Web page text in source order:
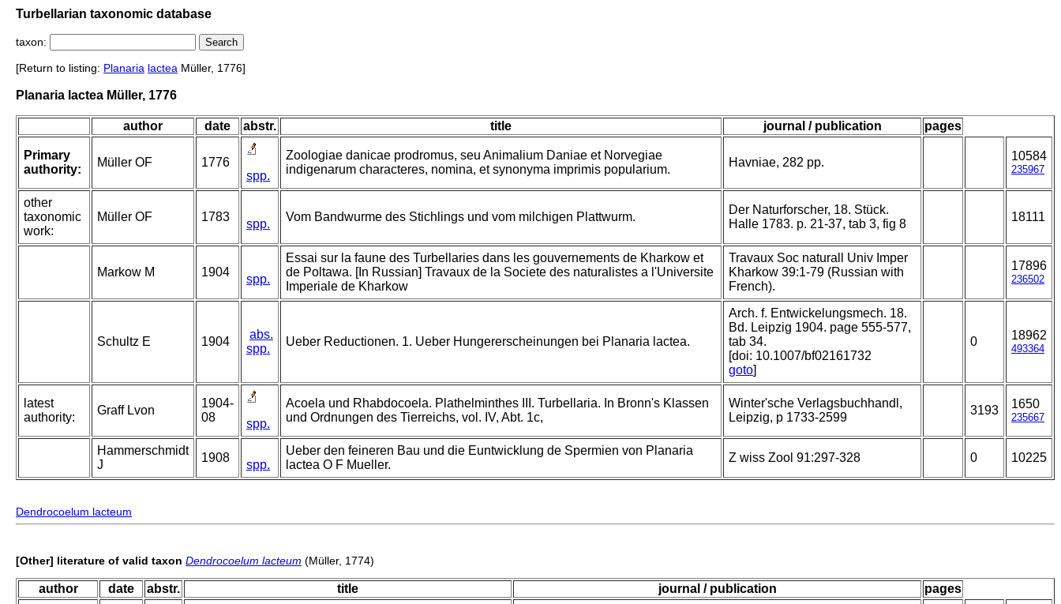
Turbellarian taxonomic database
taxon:
[Return to listing: Planaria lactea Müller, 1776]
Planaria lactea Müller, 1776
author date abstr. title journal / publication pages
Primary
authority:
Müller OF
1776
spp.
Zoologiae danicae prodromus, seu Animalium Daniae et Norvegiae
indigenarum characteres, nomina, et synonyma imprimis popularium.
Havniae, 282 pp. 10584
235967
other
taxonomic
work:
Müller OF 1783
spp.
Vom Bandwurme des Stichlings und vom milchigen Plattwurm.
Der Naturforscher, 18. Stück.
Halle 1783. p. 21-37, tab 3, fig 8
18111
Markow M 1904
spp.
Essai sur la faune des Turbellaries dans les gouvernements de Kharkow et
de Poltawa. [In Russian] Travaux de la Societe des naturalistes a l'Universite
Imperiale de Kharkow
Travaux Soc naturall Univ Imper
Kharkow 39:1-79 (Russian with
French).
17896
236502
Schultz E 1904
abs.
spp.
Ueber Reductionen. 1. Ueber Hungererscheinungen bei Planaria lactea.
Arch. f. Entwickelungsmech. 18.
Bd. Leipzig 1904. page 555-577,
tab 34.
[doi: 10.1007/bf02161732
goto]
0 18962
493364
latest
authority:
Graff Lvon
1904-
08
spp.
Acoela und Rhabdocoela. Plathelminthes III. Turbellaria. In Bronn's Klassen
und Ordnungen des Tierreichs, vol. IV, Abt. 1c,
Winter'sche Verlagsbuchhandl,
Leipzig, p 1733-2599
3193 1650
235667
Hammerschmidt
J
1908
spp.
Ueber den feineren Bau und die Euntwicklung de Spermien von Planaria
lactea O F Mueller.
Z wiss Zool 91:297-328 0 10225
Dendrocoelum lacteum
[Other] literature of valid taxon Dendrocoelum lacteum (Müller, 1774)
author date abstr. title journal / publication pages